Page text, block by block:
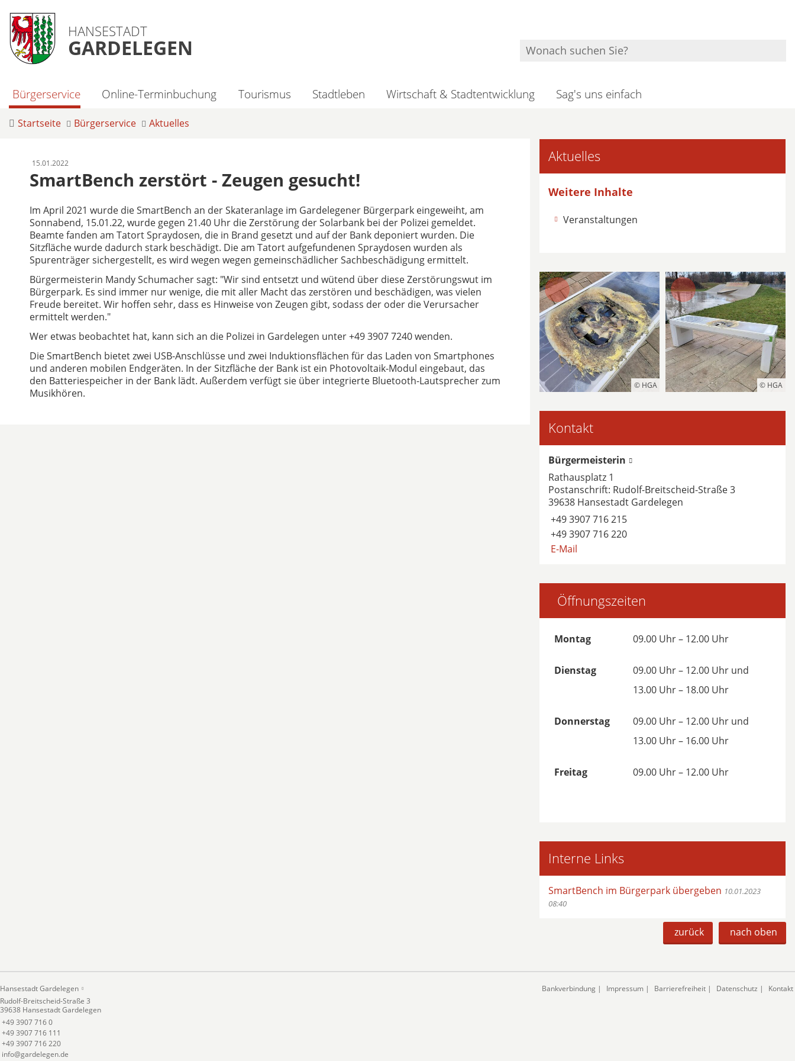
HANSESTADT
GARDELEGEN
Bürgerservice Online-Terminbuchung Tourismus Stadtleben Wirtschaft & Stadtentwicklung Sag's uns einfach
Startseite Bürgerservice Aktuelles
15.01.2022
SmartBench zerstört - Zeugen gesucht!
Im April 2021 wurde die SmartBench an der Skateranlage im Gardelegener Bürgerpark eingeweiht, am
Sonnabend, 15.01.22, wurde gegen 21.40 Uhr die Zerstörung der Solarbank bei der Polizei gemeldet.
Beamte fanden am Tatort Spraydosen, die in Brand gesetzt und auf der Bank deponiert wurden. Die
Sitzfläche wurde dadurch stark beschädigt. Die am Tatort aufgefundenen Spraydosen wurden als
Spurenträger sichergestellt, es wird wegen wegen gemeinschädlicher Sachbeschädigung ermittelt.
Bürgermeisterin Mandy Schumacher sagt: "Wir sind entsetzt und wütend über diese Zerstörungswut im
Bürgerpark. Es sind immer nur wenige, die mit aller Macht das zerstören und beschädigen, was vielen
Freude bereitet. Wir hoffen sehr, dass es Hinweise von Zeugen gibt, sodass der oder die Verursacher
ermittelt werden."
Wer etwas beobachtet hat, kann sich an die Polizei in Gardelegen unter +49 3907 7240 wenden.
Die SmartBench bietet zwei USB-Anschlüsse und zwei Induktionsflächen für das Laden von Smartphones
und anderen mobilen Endgeräten. In der Sitzfläche der Bank ist ein Photovoltaik-Modul eingebaut, das
den Batteriespeicher in der Bank lädt. Außerdem verfügt sie über integrierte Bluetooth-Lautsprecher zum
Musikhören.
Aktuelles
Weitere Inhalte
Veranstaltungen
© HGA © HGA
Kontakt
Bürgermeisterin
Rathausplatz 1
Postanschrift: Rudolf-Breitscheid-Straße 3
39638 Hansestadt Gardelegen
+49 3907 716 215
+49 3907 716 220
E-Mail
Öffnungszeiten
Montag 09.00 Uhr – 12.00 Uhr
Dienstag
09.00 Uhr – 12.00 Uhr und
13.00 Uhr – 18.00 Uhr
Donnerstag
09.00 Uhr – 12.00 Uhr und
13.00 Uhr – 16.00 Uhr
Freitag 09.00 Uhr – 12.00 Uhr
Interne Links
SmartBench im Bürgerpark übergeben 10.01.2023
08:40
zurück nach oben
Hansestadt Gardelegen
Rudolf-Breitscheid-Straße 3
39638 Hansestadt Gardelegen
+49 3907 716 0
+49 3907 716 111
+49 3907 716 220
info@gardelegen.de
Bankverbindung| Impressum| Barrierefreiheit| Datenschutz | Kontakt